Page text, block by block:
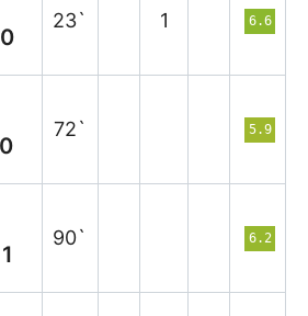
23` 1 6.6
72` 5.9
90` 6.2